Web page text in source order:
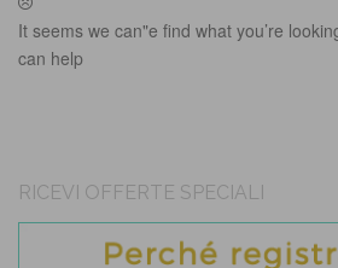
It seems we can"e find what you’re
can help
RICEVI OFFERTE SPECIALI